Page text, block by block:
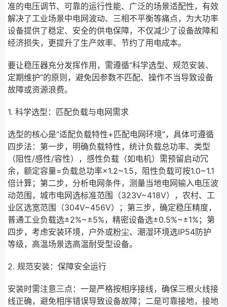
准的电压调节、可靠的运行性能、广泛的场景适配性，有效
解决了工业场景中电网波动、三相不平衡等痛点，为大功率
设备提供了稳定、安全的供电保障，不仅减少了设备故障和
经济损失，更提升了生产效率、节约了用电成本。
要让稳压器充分发挥作用，需遵循“科学选型、规范安装、
定期维护”的原则，避免因参数不匹配、操作不当导致设备
故障或资源浪费。
1. 科学选型：匹配负载与电网需求
选型的核心是“适配负载特性+匹配电网环境”，具体可遵循
四步法：第一步，明确负载特性，统计负载总功率、类型
（阻性/感性/容性），感性负载（如电机）需预留启动冗
余，额定容量=负载总功率×1.2~1.5，阻性负载可按1.0~1.1
倍计算；第二步，分析电网条件，测量当地电网输入电压波
动范围，城市电网选标准范围（323V~418V），农村、工
业区选宽范围（304V~456V）；第三步，确定稳压精度，
普通工业负载选±2%~±5%，精密设备选±0.5%~±1%；第
四步，考虑安装环境，户外或粉尘、潮湿环境选IP54防护
等级，高温场景选高温耐受型设备。
2. 规范安装：保障安全运行
安装时需注意三点：一是严格按相序接线，确保三根火线接
线正确，避免相序错误导致设备故障；二是可靠接地，接地